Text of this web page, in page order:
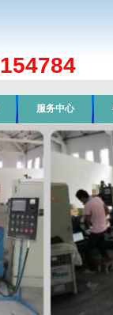
服务中心